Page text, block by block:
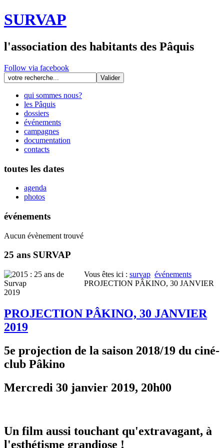
SURVAP
l'association des habitants des Pâquis
Follow via facebook
qui sommes nous?
les Pâquis
dossiers
événements
campagnes
documentation
contacts
toutes les dates
agenda
photos
événements
Aucun évènement trouvé
25 ans SURVAP
Vous êtes ici : survap événements
PROJECTION PÂKINO, 30 JANVIER
2019
PROJECTION PÂKINO, 30 JANVIER
2019
5e projection de la saison 2018/19 du ciné-
club Pâkino
Mercredi 30 janvier 2019, 20h00
Un film aussi touchant qu'extravagant, à
l'esthétisme grandiose !